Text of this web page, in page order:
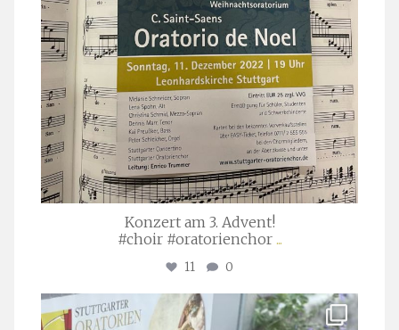
Konzert am 3. Advent!
#choir #oratorienchor ...
11 0
stuttgarter_oratorienchor
Juli 23